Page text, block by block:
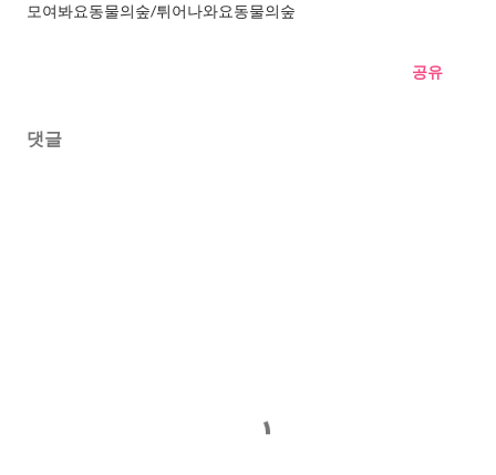
모여봐요동물의숲/튀어나와요동물의숲
공유
댓글